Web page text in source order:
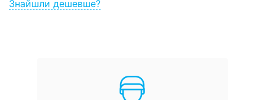
Знайшли дешевше?